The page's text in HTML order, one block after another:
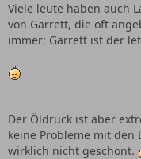
Viele leute haben auch
von Garrett, die oft
immer: Garrett ist der
Der Öldruck ist aber
keine Probleme mit
wirklich nicht geschont.